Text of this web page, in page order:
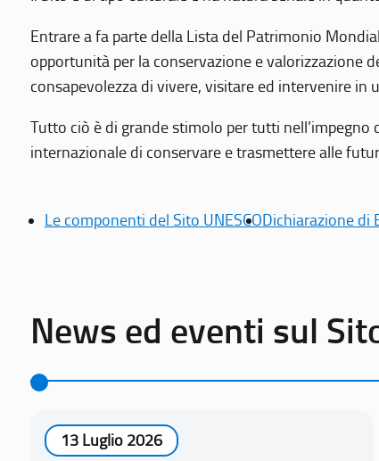
Entrare a fa parte della Lista del Patrimonio
opportunità per la conservazione e valorizzazione
consapevolezza di vivere, visitare ed intervenire
Tutto ciò è di grande stimolo per tutti
internazionale di conservare e trasmettere alle
Le componenti del Sito UNESCODichiarazione di
News ed eventi sul
13 Luglio 2026